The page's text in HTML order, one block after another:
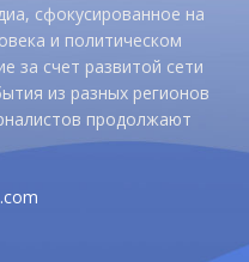
сфокусированное на
и политическом
за счет развитой сети
из разных регионов
продолжают